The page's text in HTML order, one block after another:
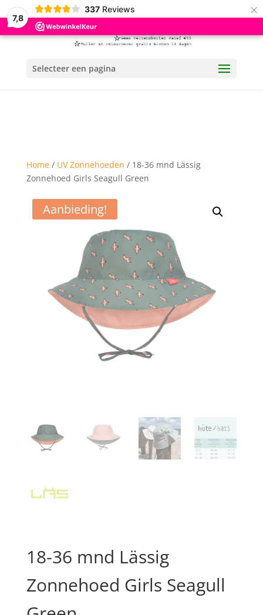
7,8
337 Reviews ×
Selecteer een pagina
Home/ UV Zonnehoeden / 18-36 mnd Lässig
Zonnehoed Girls Seagull Green
Aanbieding!
18-36 mnd Lässig
Zonnehoed Girls Seagull